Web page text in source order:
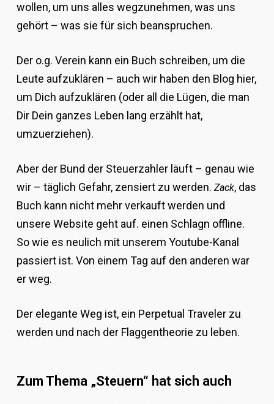
wollen, um uns alles wegzunehmen, was uns
gehört – was sie für sich beanspruchen.
Der o.g. Verein kann ein Buch schreiben, um die
Leute aufzuklären – auch wir haben den Blog hier,
um Dich aufzuklären (oder all die Lügen, die man
Dir Dein ganzes Leben lang erzählt hat,
umzuerziehen).
Aber der Bund der Steuerzahler läuft – genau wie
wir – täglich Gefahr, zensiert zu werden. Zack, das
Buch kann nicht mehr verkauft werden und
unsere Website geht auf. einen Schlagn offline.
So wie es neulich mit unserem Youtube-Kanal
passiert ist. Von einem Tag auf den anderen war
er weg.
Der elegante Weg ist, ein Perpetual Traveler zu
werden und nach der Flaggentheorie zu leben.
Zum Thema „Steuern“ hat sich auch